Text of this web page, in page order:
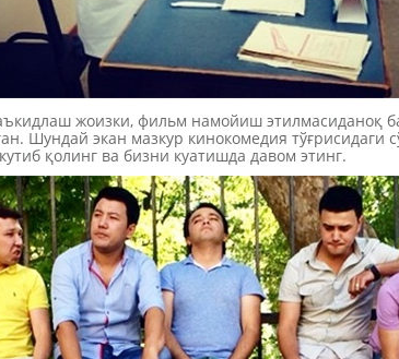
жоизки, фильм намойиш этилмасиданоқ
Шундай экан мазкур кинокомедия тўғрисидаги
қолинг ва бизни куатишда давом этинг.